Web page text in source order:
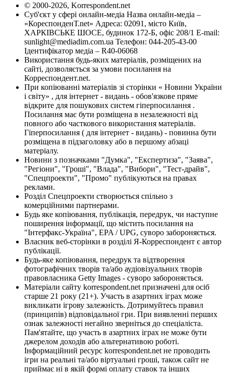
© 2000-2026, Korrespondent.net
Суб'єкт у сфері онлайн-медіа Назва онлайн-медіа –
«КореспонденТ.net» Адреса: 02091, місто Київ,
ХАРКІВСЬКЕ ШОСЕ, будинок 172-Б, офіс 208/1 E-mail:
sunlight@mediadim.com.ua Телефон: 044-205-43-00
Ідентифікатор медіа – R40-06068
Використання будь-яких матеріалів, розміщених на
сайті, дозволяється за умови посилання на
Корреспондент.net.
При копіюванні матеріалів зі сторінки « Новини України
і світу» , для інтернет - видань - обов'язкове пряме
відкрите для пошукових систем гіперпосилання .
Посилання має бути розміщена в незалежності від
повного або часткового використання матеріалів.
Гіперпосилання ( для інтернет - видань) - повинна бути
розміщена в підзаголовку або в першому абзаці
матеріалу.
Новини з позначками "Думка", "Експертиза", "Заява",
"Регіони", "Гроші", "Влада", "Вибори", "Тест-драйв",
"Спецпроекти", "Промо" публікуються на правах
реклами.
Розділ Спецпроекти створюється спільно з
комерційними партнерами.
Будь яке копіювання, публікація, передрук, чи наступне
поширення інформації, що містить посилання на
"Інтерфакс-Україна", EPA / UPG, суворо забороняється.
Власник веб-сторінки в розділі Я-Корреспондент є автор
публікації.
Будь-яке копіювання, передрук та відтворення
фотографічних творів та/або аудіовізуальних творів
правовласника Getty Images - суворо забороняється.
Матеріали сайту korrespondent.net призначені для осіб
старше 21 року (21+). Участь в азартних іграх може
викликати ігрову залежність. Дотримуйтесь правил
(принципів) відповідальної гри. При виявленні перших
ознак залежності негайно зверніться до спеціаліста.
Пам'ятайте, що участь в азартних іграх не може бути
джерелом доходів або альтернативою роботі.
Інформаційний ресурс korrespondent.net не проводить
ігри на реальні та/або віртуальні гроші, також сайт не
приймає ні в якій формі оплату ставок та інших